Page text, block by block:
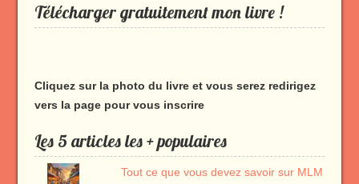
de
Produmlm
de
porodumlm
de
UC_2UgAmhWDuaRIDwEQiQ9iA
de
produmlm
Télécharger gratuitement mon livre !
Cliquez sur la photo du livre et vous serez redirigez
vers la page pour vous inscrire
Les 5 articles les + populaires
Tout ce que vous devez savoir sur MLM